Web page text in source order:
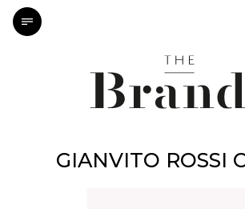
GIANVITO ROSSI